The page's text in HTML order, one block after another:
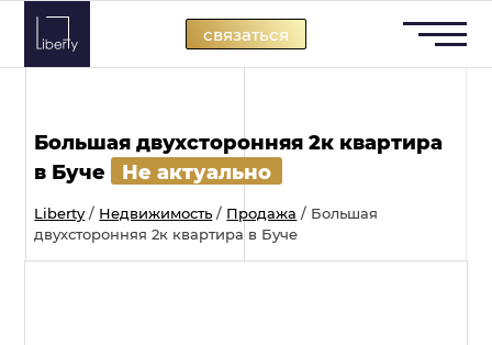
Skip
content
связаться
Большая двухсторонняя 2к квартира
в Буче
Не актуально
Liberty / Недвижимость / Продажа / Большая
двухсторонняя 2к квартира в Буче